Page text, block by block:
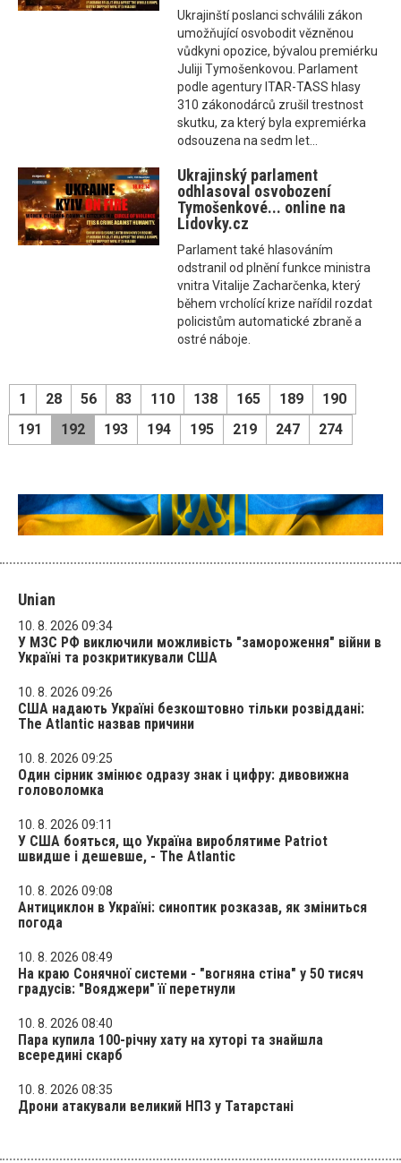
Ukrajinští poslanci schválili zákon
umožňující osvobodit vězněnou
vůdkyni opozice, bývalou premiérku
Juliji Tymošenkovou. Parlament
podle agentury ITAR-TASS hlasy
310 zákonodárců zrušil trestnost
skutku, za který byla expremiérka
odsouzena na sedm let...
Ukrajinský parlament
odhlasoval osvobození
Tymošenkové... online na
Lidovky.cz
Parlament také hlasováním
odstranil od plnění funkce ministra
vnitra Vitalije Zacharčenka, který
během vrcholící krize nařídil rozdat
policistům automatické zbraně a
ostré náboje.
1 28 56 83 110 138 165 189
190
191
192 193 194 195 219 247 274
Unian
10. 8. 2026 09:34
У МЗС РФ виключили можливість "замороження" війни в
Україні та розкритикували США
10. 8. 2026 09:26
США надають Україні безкоштовно тільки розвіддані:
The Atlantic назвав причини
10. 8. 2026 09:25
Один сірник змінює одразу знак і цифру: дивовижна
головоломка
10. 8. 2026 09:11
У США бояться, що Україна вироблятиме Patriot
швидше і дешевше, - The Atlantic
10. 8. 2026 09:08
Антициклон в Україні: синоптик розказав, як зміниться
погода
10. 8. 2026 08:49
На краю Сонячної системи - "вогняна стіна" у 50 тисяч
градусів: "Вояджери" її перетнули
10. 8. 2026 08:40
Пара купила 100-річну хату на хуторі та знайшла
всередині скарб
10. 8. 2026 08:35
Дрони атакували великий НПЗ у Татарстані